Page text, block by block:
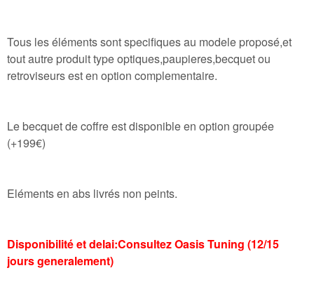
Tous les éléments sont specifiques au modele proposé,et
tout autre produit type optiques,paupieres,becquet ou
retroviseurs est en option complementaire.
Le becquet de coffre est disponible en option groupée
(+199€)
Eléments en abs livrés non peints.
Disponibilité et delai:Consultez Oasis Tuning (12/15
jours generalement)